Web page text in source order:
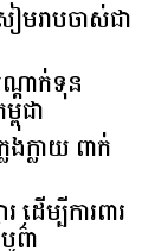
មរាប​ចាស់​ជា​
តាក់ទុន
ជា​
ងក្លាយ ​ពាក់
ើម្បី​ការពារ​
ព៌ា